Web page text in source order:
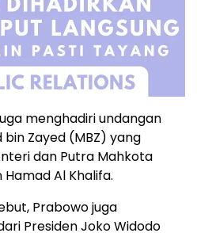
menghadiri undangan
bin Zayed (MBZ) yang
dan Putra Mahkota
Hamad Al Khalifa.
Prabowo juga
Presiden Joko Widodo